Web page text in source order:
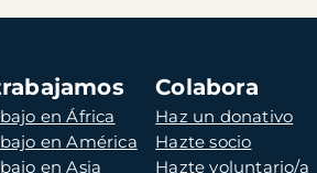
en África
en América
en Asia
Colabora
Haz un donativo
Hazte socio
Hazte voluntario/a